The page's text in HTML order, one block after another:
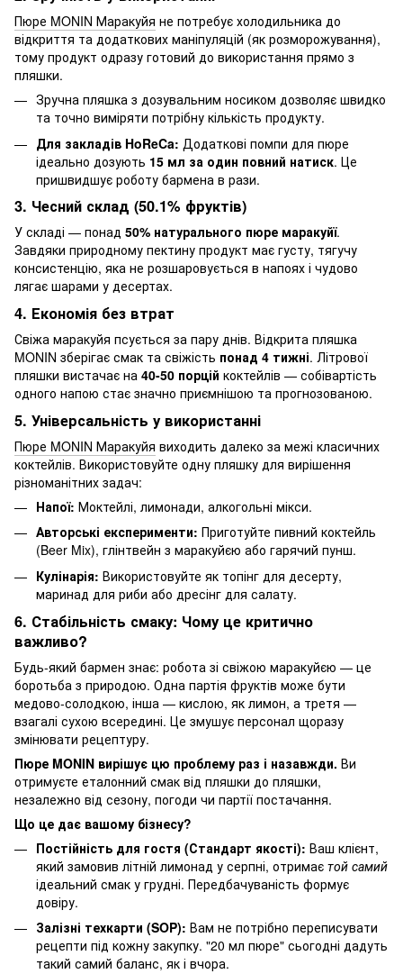
Пюре MONIN Маракуйя не потребує холодильника до
відкриття та додаткових маніпуляцій (як розморожування),
тому продукт одразу готовий до використання прямо з
пляшки.
Зручна пляшка з дозувальним носиком дозволяє швидко
та точно виміряти потрібну кількість продукту.
Для закладів HoReCa: Додаткові помпи для пюре
ідеально дозують 15 мл за один повний натиск. Це
пришвидшує роботу бармена в рази.
3. Чесний склад (50.1% фруктів)
У складі — понад 50% натурального пюре маракуйї.
Завдяки природному пектину продукт має густу, тягучу
консистенцію, яка не розшаровується в напоях і чудово
лягає шарами у десертах.
4. Економія без втрат
Свіжа маракуйя псується за пару днів. Відкрита пляшка
MONIN зберігає смак та свіжість понад 4 тижні. Літрової
пляшки вистачає на 40-50 порцій коктейлів — собівартість
одного напою стає значно приємнішою та прогнозованою.
5. Універсальність у використанні
Пюре MONIN Маракуйя виходить далеко за межі класичних
коктейлів. Використовуйте одну пляшку для вирішення
різноманітних задач:
Напої: Моктейлі, лимонади, алкогольні мікси.
Авторські експерименти: Приготуйте пивний коктейль
(Beer Mix), глінтвейн з маракуйєю або гарячий пунш.
Кулінарія: Використовуйте як топінг для десерту,
маринад для риби або дресінг для салату.
6. Стабільність смаку: Чому це критично
важливо?
Будь-який бармен знає: робота зі свіжою маракуйєю — це
боротьба з природою. Одна партія фруктів може бути
медово-солодкою, інша — кислою, як лимон, а третя —
взагалі сухою всередині. Це змушує персонал щоразу
змінювати рецептуру.
Пюре MONIN вирішує цю проблему раз і назавжди. Ви
отримуєте еталонний смак від пляшки до пляшки,
незалежно від сезону, погоди чи партії постачання.
Що це дає вашому бізнесу?
Постійність для гостя (Стандарт якості): Ваш клієнт,
який замовив літній лимонад у серпні, отримає той самий
ідеальний смак у грудні. Передбачуваність формує
довіру.
Залізні техкарти (SOP): Вам не потрібно переписувати
рецепти під кожну закупку. "20 мл пюре" сьогодні дадуть
такий самий баланс, як і вчора.